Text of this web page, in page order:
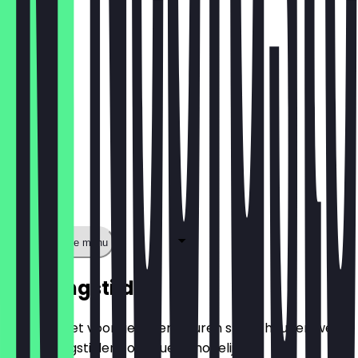
€ 1,60
Toon volledige menu
Openingstijden
Zodat je niet voor gesloten deuren staat, houden we
de openingstijden zo actueel mogelijk.